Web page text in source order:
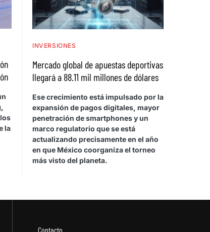
la
INVERSIONES
Mercado global de apuestas deportivas
llegará a 88.11 mil millones de dólares
Ese crecimiento está impulsado por la
expansión de pagos digitales, mayor
penetración de smartphones y un
marco regulatorio que se está
actualizando precisamente en el año
en que México coorganiza el torneo
más visto del planeta.
Contacto